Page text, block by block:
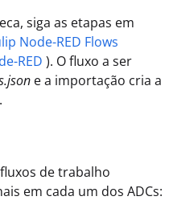
siga as etapas em
Node-RED Flows
RED ). O fluxo a ser
e a importação cria a
de trabalho
em cada um dos ADCs: